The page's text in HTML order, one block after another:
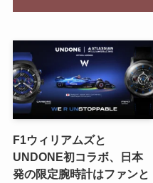
F1ウィリアムズと
UNDONE初コラボ、日本
発の限定腕時計はファンと